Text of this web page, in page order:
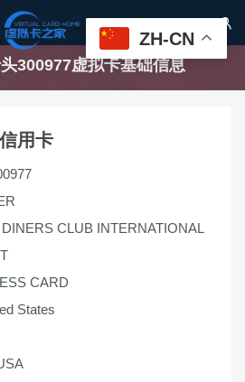

300977虚拟卡基础信息
用卡
CLUB INTERNATIONAL
CARD
States
ZH-CN